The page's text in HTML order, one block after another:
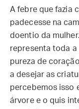
A febre que fazia
padecesse na
doentio da
representa toda a
pureza de
a desejar as
percebemos isso
árvore e o quis